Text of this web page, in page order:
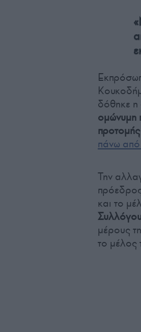
δόθηκε η
ομώνυμη
πάνω από
Την
και το
μέρους
το μέλος